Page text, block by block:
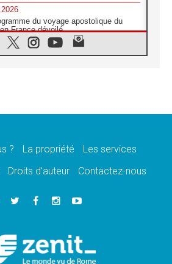
du voyage apostolique du
France dévoilé
continentale sur l'éducation
des «dix jours de prière pour la
des JMJ 2027 à Séoul: «c'est
et confucéens: respect et sagesse
les «défis urgents»
? La propriété
Les services
Droits d’auteur Contactez-nous